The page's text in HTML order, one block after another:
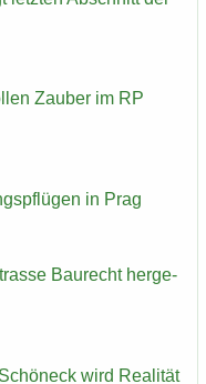
Zau­ber im RP
in Prag
Bau­recht her­ge­
wird Rea­li­tät